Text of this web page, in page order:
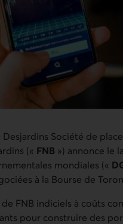
Desjardins Société de
(« FNB ») annonce le
mondiales («
à la Bourse de
FNB indiciels à coûts
pour construire des